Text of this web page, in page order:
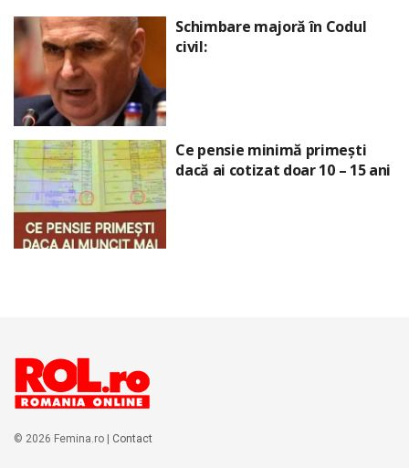
Schimbare majoră în Codul
civil:
Ce pensie minimă primești
dacă ai cotizat doar 10 – 15 ani
© 2026 Femina.ro | Contact